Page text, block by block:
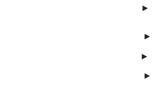
►
►
►
►